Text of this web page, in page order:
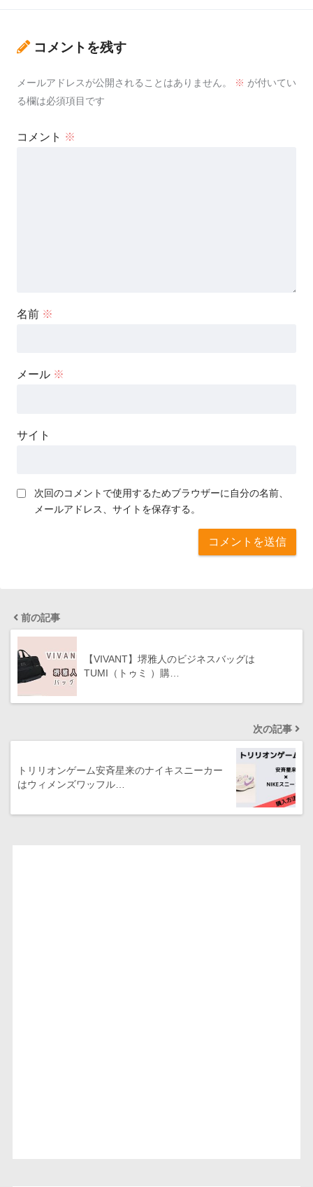
コメントを残す
メールアドレスが公開されることはありません。 ※ が付いてい
る欄は必須項目です
コメント ※
名前 ※
メール ※
サイト
次回のコメントで使用するためブラウザーに自分の名前、
メールアドレス、サイトを保存する。
前の記事
【VIVANT】堺雅人のビジネスバッグは
TUMI（トゥミ ）購…
次の記事
トリリオンゲーム安斉星来のナイキスニーカー
はウィメンズワッフル…